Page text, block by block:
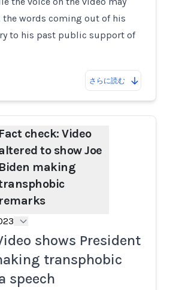
the words coming out of his
to his past public support of
さらに読む
Fact check: Video
to show Joe
Biden making
remarks
shows President
transphobic
speech